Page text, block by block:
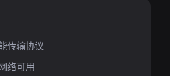
传输协议
络可用